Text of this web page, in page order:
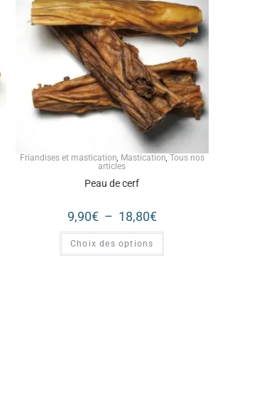
Friandises et mastication, Mastication, Tous nos
articles
Peau de cerf
9,90€ – 18,80€
Choix des options